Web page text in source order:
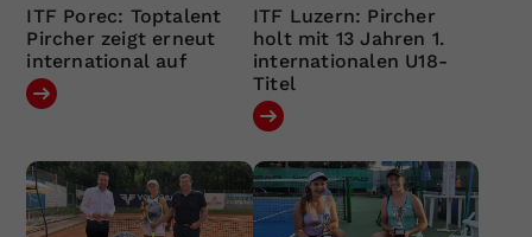
ITF Porec: Toptalent
Pircher zeigt erneut
international auf
ITF Luzern: Pircher
holt mit 13 Jahren 1.
internationalen U18-
Titel